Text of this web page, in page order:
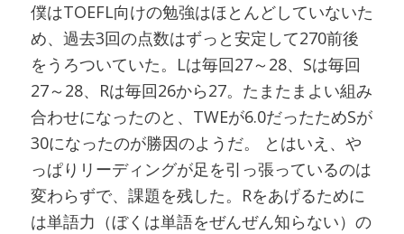
僕はTOEFL向けの勉強はほとんどしていないた
め、過去3回の点数はずっと安定して270前後
をうろついていた。Lは毎回27～28、Sは毎回
27～28、Rは毎回26から27。たまたまよい組み
合わせになったのと、TWEが6.0だったためSが
30になったのが勝因のようだ。 とはいえ、や
っぱりリーディングが足を引っ張っているのは
変わらずで、課題を残した。Rをあげるために
は単語力（ぼくは単語をぜんぜん知らない）の